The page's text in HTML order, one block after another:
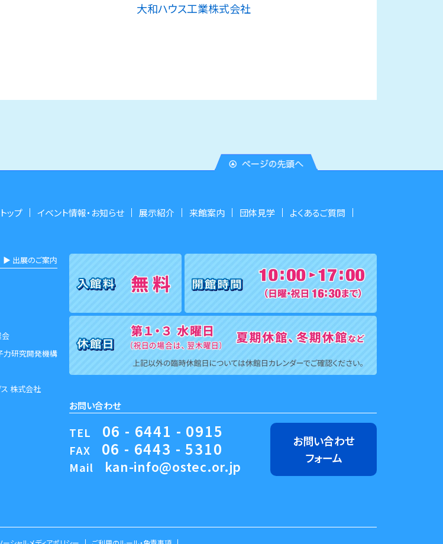
大和ハウス工業株式会社
トップ イベント情報・お知らせ 展示紹介 来館案内 団体見学 よくあるご質問
お問い合わせ
TEL 06 - 6441 - 0915
FAX 06 - 6443 - 5310
Mail kan-info@ostec.or.jp
お問い合わせ
フォーム
▶︎ 出展のご案内
力研究開発機構
ス 株式会社